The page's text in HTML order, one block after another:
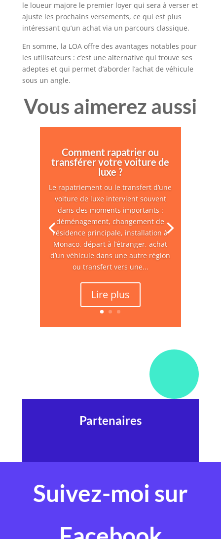
le loueur majore le premier loyer qui sera à verser et
ajuste les prochains versements, ce qui est plus
intéressant qu’un achat via un parcours classique.
En somme, la LOA offre des avantages notables pour
les utilisateurs : c’est une alternative qui trouve ses
adeptes et qui permet d’aborder l’achat de véhicule
sous un angle.
Vous aimerez aussi
Comment rapatrier ou
transférer votre voiture de
luxe ?
Le rapatriement ou le transfert d’une
voiture de luxe intervient souvent
dans des moments importants :
déménagement, changement de
résidence principale, installation à
Monaco, départ à l’étranger, achat
d’un véhicule dans une autre région
ou transfert vers une...
Lire plus
Partenaires
Suivez-moi sur